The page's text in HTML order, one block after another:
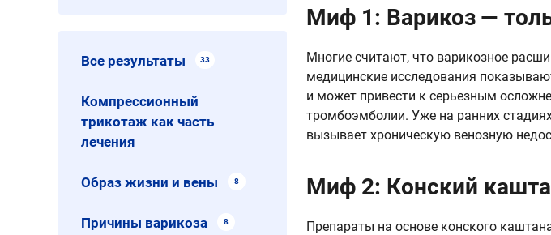
Миф 1: Варикоз —
Многие считают, что варикозное
медицинские исследования
и может привести к серьезным
тромбоэмболии. Уже на ранних
вызывает хроническую венозную
Миф 2: Конский
Препараты на основе конского
Все результаты 33
Компрессионный
трикотаж как часть
лечения
Образ жизни и вены 8
Причины варикоза 8